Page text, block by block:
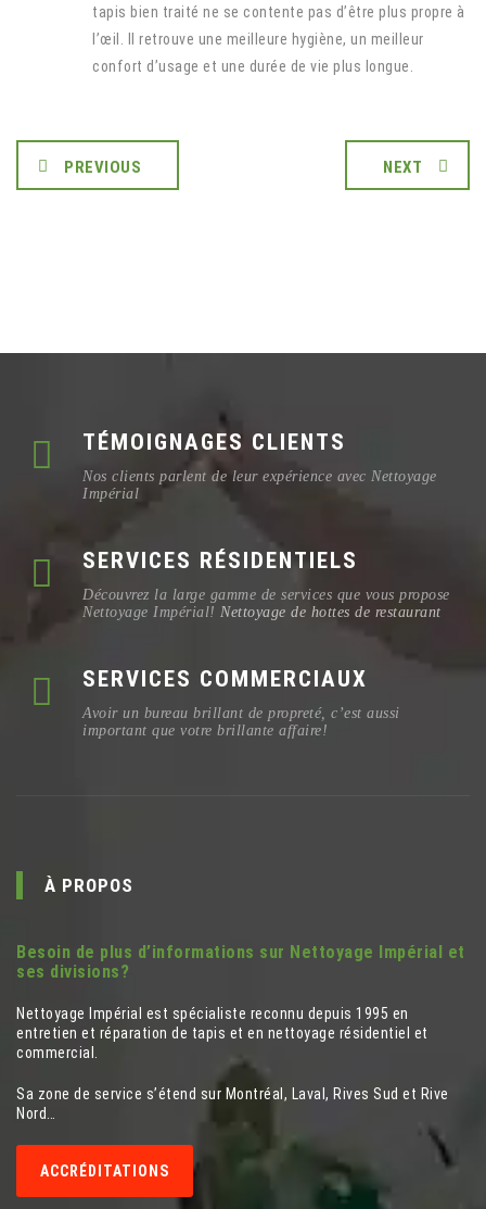
tapis bien traité ne se contente pas d’être plus propre à
l’œil. Il retrouve une meilleure hygiène, un meilleur
confort d’usage et une durée de vie plus longue.
PREVIOUS NEXT
TÉMOIGNAGES CLIENTS
Nos clients parlent de leur expérience avec Nettoyage
Impérial
SERVICES RÉSIDENTIELS
Découvrez la large gamme de services que vous propose
Nettoyage Impérial! Nettoyage de hottes de restaurant
SERVICES COMMERCIAUX
Avoir un bureau brillant de propreté, c’est aussi
important que votre brillante affaire!
À PROPOS
Besoin de plus d’informations sur Nettoyage Impérial et
ses divisions?
Nettoyage Impérial est spécialiste reconnu depuis 1995 en
entretien et réparation de tapis et en nettoyage résidentiel et
commercial.
Sa zone de service s’étend sur Montréal, Laval, Rives Sud et Rive
Nord…
ACCRÉDITATIONS